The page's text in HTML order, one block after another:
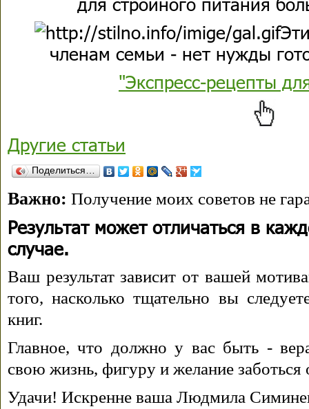
членам семьи - нет нужды
"Экспресс-рецепты
Другие статьи
Поделиться…
Важно: Получение моих советов не
Результат может отличаться в
случае.
Ваш результат зависит от вашей
того, насколько тщательно вы
книг.
Главное, что должно у вас быть -
свою жизнь, фигуру и желание заботься
Удачи! Искренне ваша Людмила